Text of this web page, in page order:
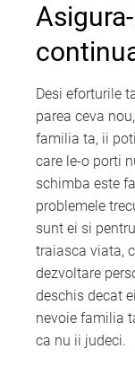
Desi eforturile
parea ceva
familia ta, ii
care le-o porti
schimba este
problemele
sunt ei si
traiasca viata,
dezvoltare
deschis decat
nevoie familia
ca nu ii judeci.